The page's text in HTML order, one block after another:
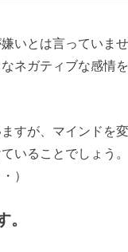
いとは言っていま
なネガティブな感情
すが、マインドを
いることでしょう
）
。